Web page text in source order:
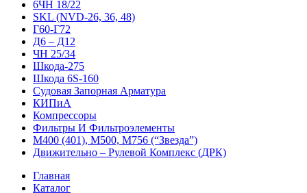
6ЧН 18/22
SKL (NVD-26, 36, 48)
Г60-Г72
Д6 – Д12
ЧН 25/34
Шкода-275
Шкода 6S-160
Судовая Запорная Арматура
КИПиА
Компрессоры
Фильтры И Фильтроэлементы
М400 (401), М500, М756 (“Звезда”)
Движительно – Рулевой Комплекс (ДРК)
Главная
Каталог